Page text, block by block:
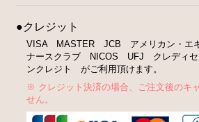
●クレジット
VISA MASTER JCB アメリカン・エ
ナースクラブ NICOS UFJ クレディ
ンクレジト がご利用頂けます。
※ クレジット決済の場合、ご注文後のキ
せん。